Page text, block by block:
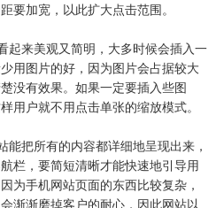
要加宽，以此扩大点击范围。
来美观又简明，大多时候会插入一
用图片的好，因为图片会占据较大
没有效果。如果一定要插入些图
用户就不用点击单张的缩放模式。
把所有的内容都详细地呈现出来，
栏，要简短清晰才能快速地引导用
为手机网站页面的东西比较复杂，
渐渐磨掉客户的耐心，因此网站以